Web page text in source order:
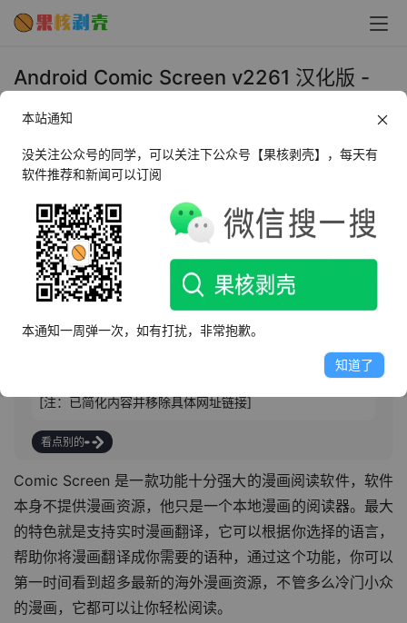
Android Comic Screen v2261 汉化版 -
2025年3月24日 上午11:42 • 手机阅读
AI摘要
此内容由AI根据文章内容自动生成，并已由人工审核
Comic Screen是一款强大的本地漫画阅读器，支持实时漫
画翻译，可阅读海外漫画资源。它兼容多种压缩文件和图
像格式，具备文件夹管理、USB-OTG外接存储、网络协议
支持等功能。软件特色包括流畅浏览、书签预览、双页横
向/单页纵向浏览等。下载链接已提供，方便用户获取。
[注：已简化内容并移除具体网址链接]
看点别的
Comic Screen 是一款功能十分强大的漫画阅读软件，软件
本身不提供漫画资源，他只是一个本地漫画的阅读器。最大
的特色就是支持实时漫画翻译，它可以根据你选择的语言，
帮助你将漫画翻译成你需要的语种，通过这个功能，你可以
第一时间看到超多最新的海外漫画资源，不管多么冷门小众
的漫画，它都可以让你轻松阅读。
本站通知
没关注公众号的同学，可以关注下公众号【果核剥壳】，每天有
软件推荐和新闻可以订阅
本通知一周弹一次，如有打扰，非常抱歉。
知道了